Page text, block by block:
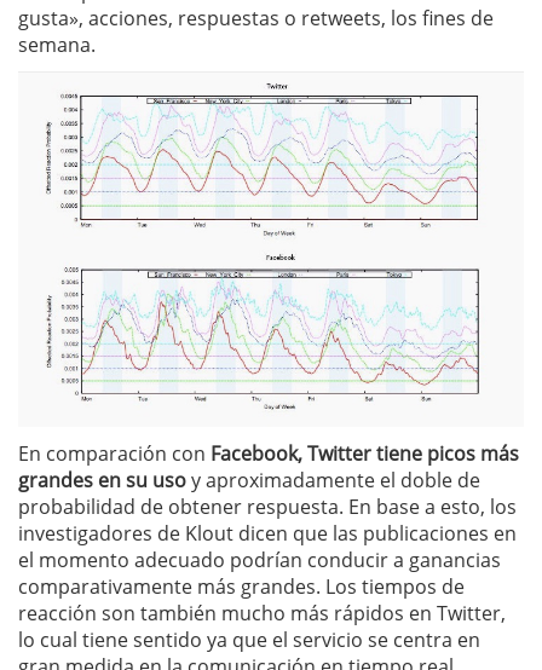
gusta», acciones, respuestas o retweets, los fines de
semana.
En comparación con Facebook, Twitter tiene picos más
grandes en su usoy aproximadamente el doble de
probabilidad de obtener respuesta. En base a esto, los
investigadores de Klout dicen que las publicaciones en
el momento adecuado podrían conducir a ganancias
comparativamente más grandes. Los tiempos de
reacción son también mucho más rápidos en Twitter,
lo cual tiene sentido ya que el servicio se centra en